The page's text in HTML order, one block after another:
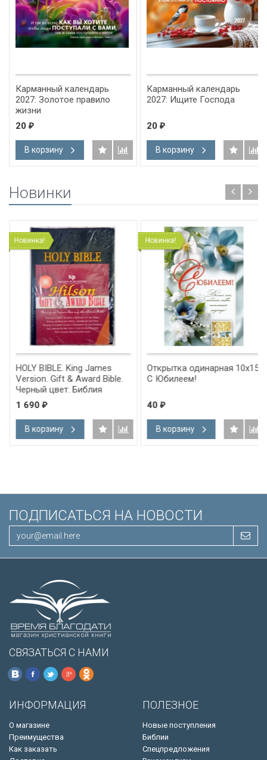
Карманный календарь
2027: Золотое правило
жизни
20 ₽
В корзину
Карманный календарь
2027: Ищите Господа
20 ₽
В корзину
Новинки
Новинка!
HOLY BIBLE. King James
Version. Gift & Award Bible.
Черный цвет. Библия
Короля Иакова на
английском языке.
Словарь, карты, закладка,
подарочная вкладка, слова
Иисуса выделены красным
1 690 ₽
В корзину
Новинка!
Открытка одинарная 10x15:
С Юбилеем!
40 ₽
В корзину
ПОДПИСАТЬСЯ НА НОВОСТИ
СВЯЗАТЬСЯ С НАМИ
ИНФОРМАЦИЯ
О магазине
Преимущества
Как заказать
ПОЛЕЗНОЕ
Новые поступления
Библии
Спецпредложения